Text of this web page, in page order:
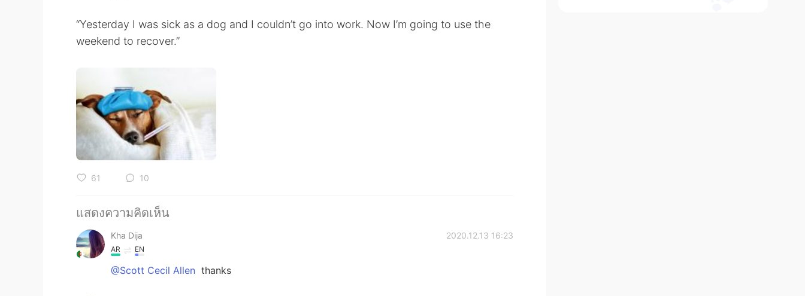
“Yesterday I was sick as a dog and I couldn’t go into work. Now I’m going to use the
weekend to recover.”
61 10
แสดงความคิดเห็น
Kha Dija 2020.12.13 16:23
AR EN
@Scott Cecil Allen thanks